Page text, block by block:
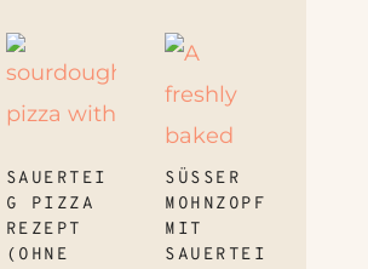
SAUERTEI
G PIZZA
REZEPT
(OHNE
SÜSSER M
OHNZOPF M
IT S
AUERTEIG